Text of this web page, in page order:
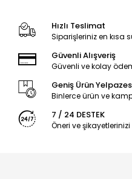
Hızlı Teslimat
Siparişleriniz en kısa
Güvenli Alışveriş
Güvenli ve kolay
Geniş Ürün
Binlerce ürün ve
7 / 24 DESTEK
Öneri ve